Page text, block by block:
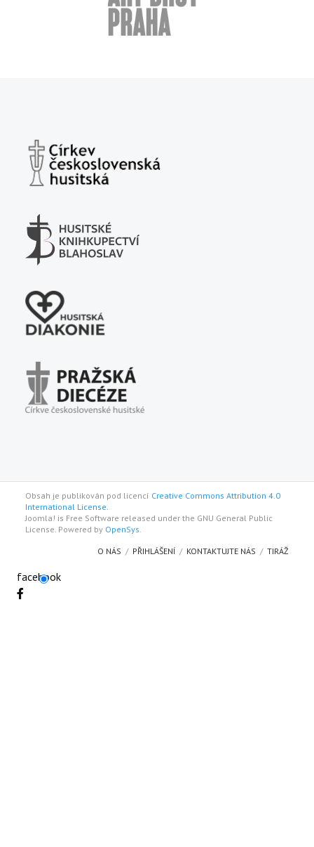
Obsah je publikován pod licencí Creative Commons Attribution 4.0
International License.
Joomla! is Free Software released under the GNU General Public
License. Powered by OpenSys.
O NÁS PŘIHLÁŠENÍ KONTAKTUJTE NÁS TIRÁŽ
facebook